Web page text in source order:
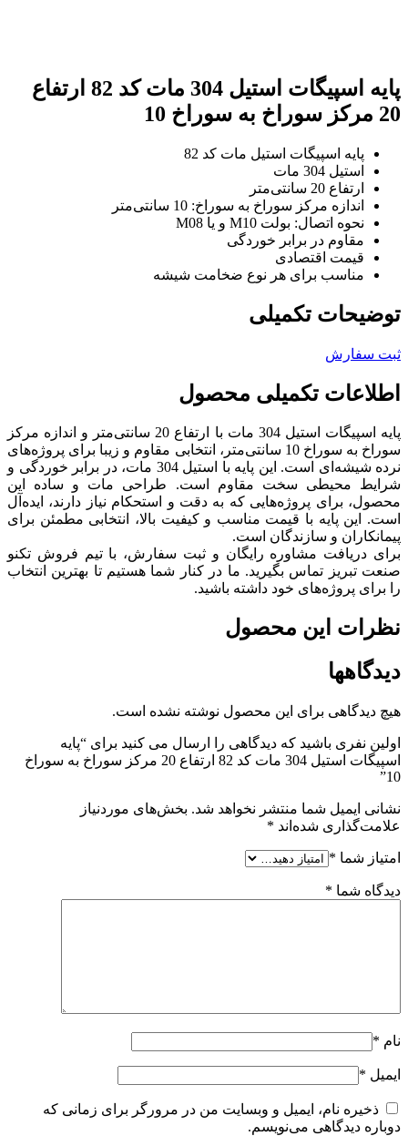
پایه اسپیگات استیل 304 مات کد 82 ارتفاع
20 مرکز سوراخ به سوراخ 10
پایه اسپیگات استیل مات کد 82
استیل 304 مات
ارتفاع 20 سانتی‌متر
اندازه مرکز سوراخ به سوراخ: 10 سانتی‌متر
نحوه اتصال: بولت M10 و یا M08
مقاوم در برابر خوردگی
قیمت اقتصادی
مناسب برای هر نوع ضخامت شیشه
توضیحات تکمیلی
ثبت سفارش
اطلاعات تکمیلی محصول
پایه اسپیگات استیل 304 مات با ارتفاع 20 سانتی‌متر و اندازه مرکز
سوراخ به سوراخ 10 سانتی‌متر، انتخابی مقاوم و زیبا برای پروژه‌های
نرده شیشه‌ای است. این پایه با استیل 304 مات، در برابر خوردگی و
شرایط محیطی سخت مقاوم است. طراحی مات و ساده این
محصول، برای پروژه‌هایی که به دقت و استحکام نیاز دارند، ایده‌آل
است. این پایه با قیمت مناسب و کیفیت بالا، انتخابی مطمئن برای
پیمانکاران و سازندگان است.
برای دریافت مشاوره رایگان و ثبت سفارش، با تیم فروش تکنو
صنعت تبریز تماس بگیرید. ما در کنار شما هستیم تا بهترین انتخاب
را برای پروژه‌های خود داشته باشید.
نظرات این محصول
دیدگاهها
هیچ دیدگاهی برای این محصول نوشته نشده است.
اولین نفری باشید که دیدگاهی را ارسال می کنید برای “پایه
اسپیگات استیل 304 مات کد 82 ارتفاع 20 مرکز سوراخ به سوراخ
10”
نشانی ایمیل شما منتشر نخواهد شد. بخش‌های موردنیاز
علامت‌گذاری شده‌اند *
امتیاز شما *
دیدگاه شما *
نام *
ایمیل *
ذخیره نام، ایمیل و وبسایت من در مرورگر برای زمانی که
دوباره دیدگاهی می‌نویسم.